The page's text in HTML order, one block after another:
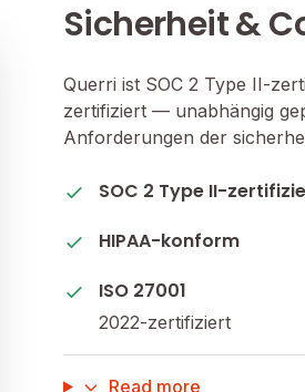
Sicherheit &
Querri ist SOC 2 Type II-
zertifiziert — unabhängig
Anforderungen der
SOC 2 Type II-
HIPAA-konform
ISO 27001
2022-zertifiziert
Read more